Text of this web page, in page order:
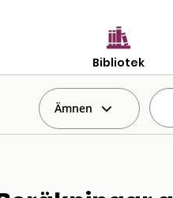
Bibliotek
Ämnen